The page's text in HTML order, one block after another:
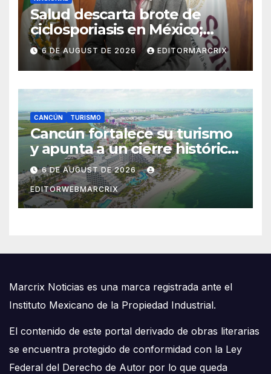
Salud descarta brote de
ciclosporiasis en México;
confirma 33 casos en 13
estados
6 DE AUGUST DE 2026 EDITORMARCRIX
CANCÚN TURISMO
Cancún fortalece su turismo
y apunta a un cierre histórico
en 2026
6 DE AUGUST DE 2026
EDITORWEBMARCRIX
Marcrix Noticias es una marca registrada ante el
Instituto Mexicano de la Propiedad Industrial.
El contenido de este portal derivado de obras literarias
se encuentra protegido de conformidad con la Ley
Federal del Derecho de Autor por lo que queda